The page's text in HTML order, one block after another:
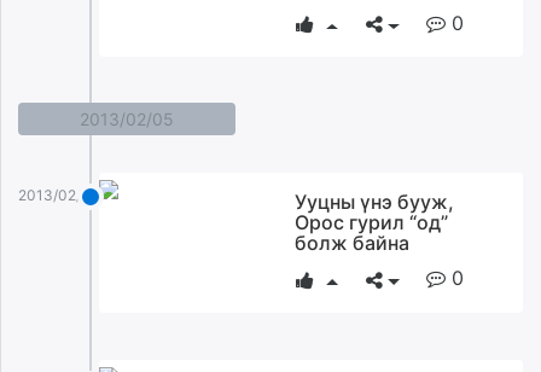
0
2013/02/05
2013/02/05
Ууцны үнэ бууж,
Орос гурил “од”
болж байна
0